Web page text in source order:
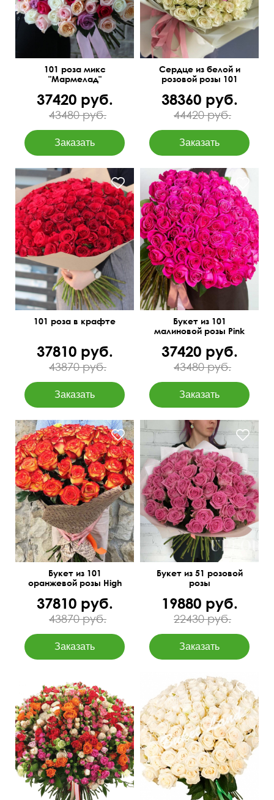
101 роза микс
"Мармелад"
37420 руб.
43480 руб.
Сердце из белой и
розовой розы 101
38360 руб.
44420 руб.
Размер и цена зависит от
высоты розы
101 роза в крафте
37810 руб.
43870 руб.
Цветы Эквадор
Букет из 101
малиновой розы Pink
37420 руб.
43480 руб.
Букет из 101
оранжевой розы High
37810 руб.
43870 руб.
Современная упаковка
Букет из 51 розовой
розы
19880 руб.
22430 руб.
Под ленту, или в упаковке
50 см
80 см
Под атласную ленту